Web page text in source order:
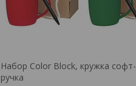
Набор Color Block, кружка
ручка